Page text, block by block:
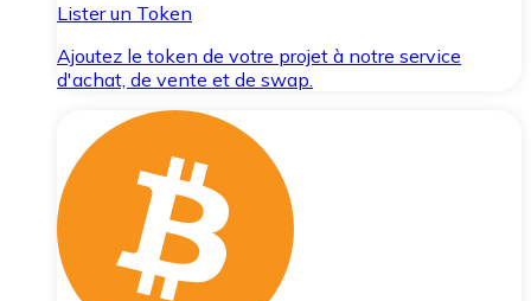
Lister un Token
Ajoutez le token de votre projet à notre service
d'achat, de vente et de swap.